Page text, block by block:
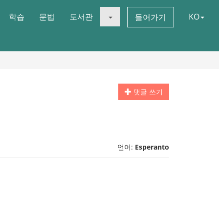
학습 문법 도서관 들어가기 KO
댓글 쓰기
언어: Esperanto